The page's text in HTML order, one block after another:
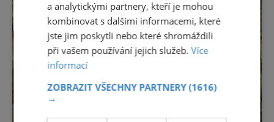
Na Pomezí, Na Špič
a analytickými partnery, kteří je mohou
kombinovat s dalšími informacemi, které
jste jim poskytli nebo které shromáždili
při vašem používání jejich služeb.Více
informací
ZOBRAZIT VŠECHNY PARTNERY(1616)
→